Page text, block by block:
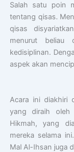
Salah satu poin
tentang qisas.
qisas
menurut beliau
kedisiplinan.
aspek akan
Acara ini diakhiri
yang diraih oleh
Hikmah, yang
mereka selama
Mal Al-Ihsan juga